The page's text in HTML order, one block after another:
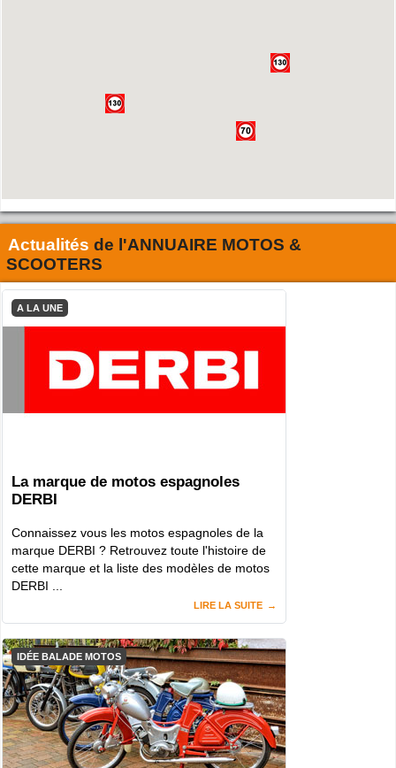
Actualités de l'ANNUAIRE MOTOS &
SCOOTERS
A LA UNE
La marque de motos espagnoles
DERBI
Connaissez vous les motos espagnoles de la
marque DERBI ? Retrouvez toute l'histoire de
cette marque et la liste des modèles de motos
DERBI ...
LIRE LA SUITE
IDÉE BALADE MOTOS